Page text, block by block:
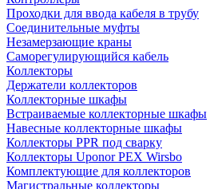
Проходки для ввода кабеля в трубу
Соединительные муфты
Незамерзающие краны
Саморегулирующийся кабель
Коллекторы
Держатели коллекторов
Коллекторные шкафы
Встраиваемые коллекторные шкафы
Навесные коллекторные шкафы
Коллекторы PPR под сварку
Коллекторы Uponor PEX Wirsbo
Комплектующие для коллекторов
Магистральные коллекторы